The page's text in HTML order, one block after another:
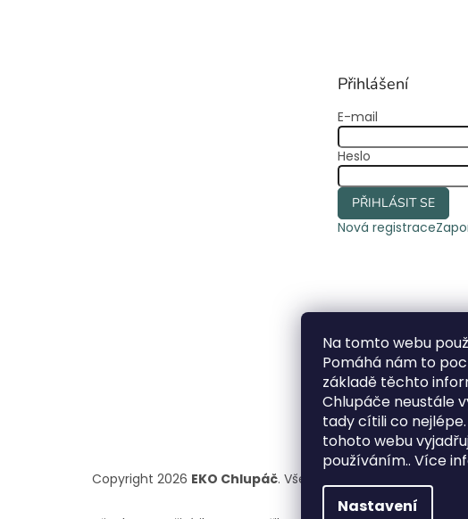
Na tomto webu
Pomáhá nám to
základě těchto
Chlupáče neustále
tady cítili co
tohoto webu
používáním.. Více
Nastavení
Přihlášení
E-mail
Heslo
PŘIHLÁSIT SE
Nová registrace
Copyright 2026 EKO Chlupáč. Všechna práva vyhrazena.